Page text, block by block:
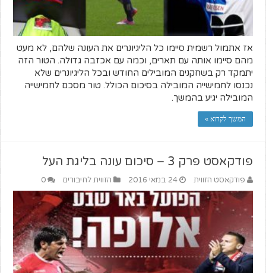
אז אתמול רשמית סיימו כל הליגיונרים את העונה שלהם, לא מעט
מהם סיימו אותה עם תארים, וכמה עם אכזבה גדולה. הטור הזה
יתמקד רק בשחקנים המובילים החודש ובכל הליגיונרים שלא
נכנסו לחמישייה המובילה בסיכום הכולל. טור מסכם לחמישייה
המובילה יגיע בהמשך.
המשך לקרוא »
פודקאסט פרק 3 – סיכום עונה בליגת העל
פודקאסט הזווית 24 במאי 2016 הזווית לחיבורים 0